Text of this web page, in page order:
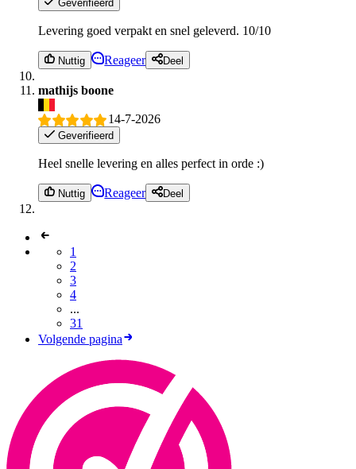
Geverifieerd
Levering goed verpakt en snel geleverd. 10/10
Nuttig Reageer Deel
mathijs boone
14-7-2026
Geverifieerd
Heel snelle levering en alles perfect in orde :)
Nuttig Reageer Deel
1
2
3
4
...
31
Volgende pagina